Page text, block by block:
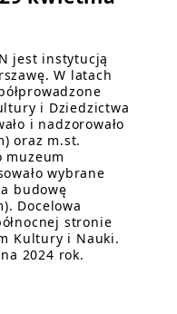
jest instytucją
W latach
i Dziedzictwa
i nadzorowało
oraz m.st.
muzeum
wybrane
budowę
Docelowa
stronie
Kultury i Nauki.
2024 rok.